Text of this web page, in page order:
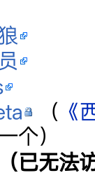
（ 《
个）
（已无法